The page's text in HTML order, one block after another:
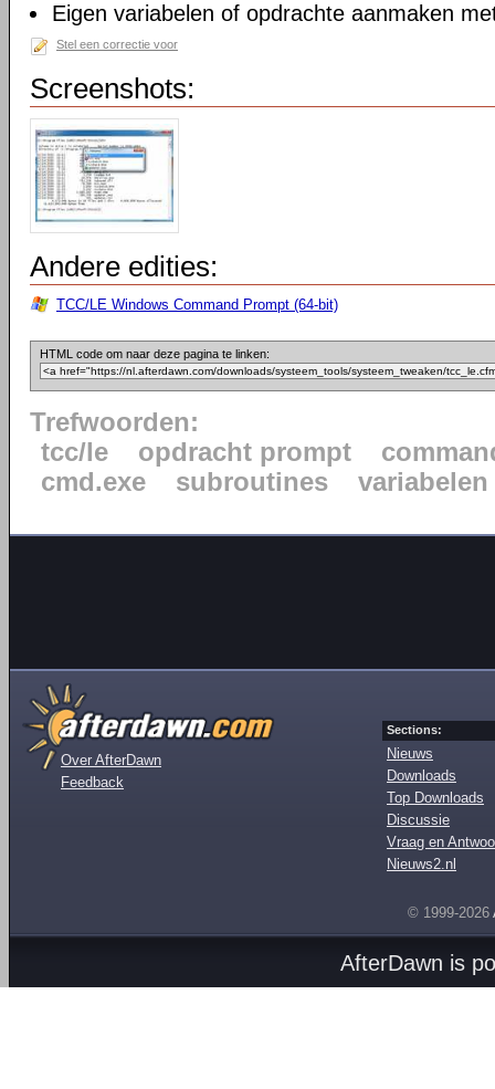
Eigen variabelen of opdrachte aanmaken
Stel een correctie voor
Screenshots:
Andere edities:
TCC/LE Windows Command Prompt (64-bit)
HTML code om naar deze pagina te linken:
Trefwoorden:
tcc/le
opdracht prompt
cmd.exe
subroutines variabelen
Over AfterDawn
Feedback
Sections:
Nieuws
Downloads
Top Downloads
Discussie
Vraag en
Nieuws2.nl
© 1999-2026
AfterDawn is